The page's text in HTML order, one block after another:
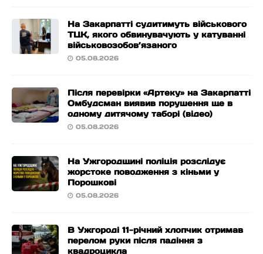
На Закарпатті судитимуть військового
ТЦК, якого обвинувачують у катуванні
військовозобов’язаного
05.08.2026
Після перевірки «Артеку» на Закарпатті
Омбудсман виявив порушення ще в
одному дитячому таборі (відео)
05.08.2026
На Ужгородщині поліція розслідує
жорстоке поводження з кіньми у
Порошкові
05.08.2026
В Ужгороді 11-річний хлопчик отримав
перелом руки після падіння з
квадроцикла